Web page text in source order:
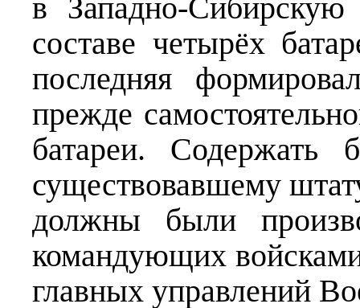
в Западно-
составе четырёх
последняя
прежде
батареи. Содержать
существовавшему
должны были
командующих
главных управлений